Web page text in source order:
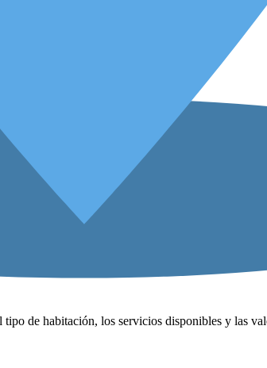
de habitación, los servicios disponibles y las